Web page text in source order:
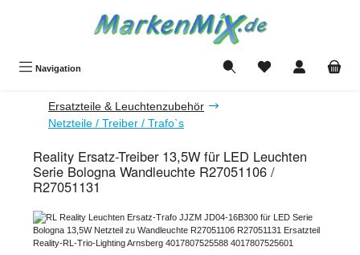
Navigation Du hast 0 Produkte
Ersatzteile & Leuchtenzubehör
Netzteile / Treiber / Trafo`s
Reality Ersatz-Treiber 13,5W für LED Leuchten
Serie Bologna Wandleuchte R27051106 /
R27051131
Bildergalerie überspringen